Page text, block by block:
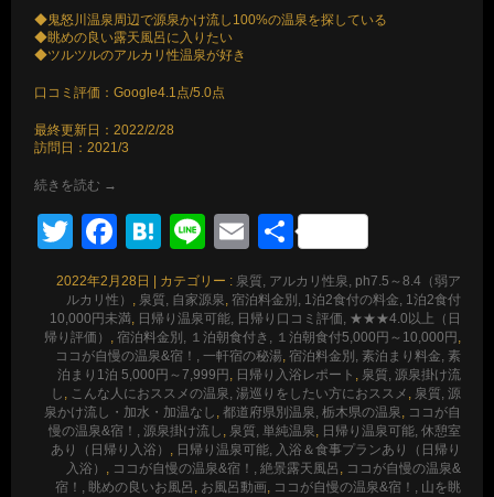
◆鬼怒川温泉周辺で源泉かけ流し100%の温泉を探している
◆眺めの良い露天風呂に入りたい
◆ツルツルのアルカリ性温泉が好き
口コミ評価：Google4.1点/5.0点
最終更新日：2022/2/28
訪問日：2021/3
続きを読む →
TwitterFacebook
Hatena
LineEmail
共
有
2022年2月28日 カテゴリー : 泉質, アルカリ性泉, ph7.5～8.4（弱ア
ルカリ性） , 泉質, 自家源泉, 宿泊料金別, 1泊2食付の料金, 1泊2食付
10,000円未満, 日帰り温泉可能, 日帰り口コミ評価, ★★★4.0以上（日
帰り評価） , 宿泊料金別, １泊朝食付き, １泊朝食付5,000円～10,000円 ,
ココが自慢の温泉&宿！, 一軒宿の秘湯, 宿泊料金別, 素泊まり料金, 素
泊まり1泊 5,000円～7,999円 , 日帰り入浴レポート , 泉質, 源泉掛け流
し , こんな人におススメの温泉, 湯巡りをしたい方におススメ , 泉質, 源
泉かけ流し・加水・加温なし , 都道府県別温泉, 栃木県の温泉, ココが自
慢の温泉&宿！, 源泉掛け流し , 泉質, 単純温泉, 日帰り温泉可能, 休憩室
あり（日帰り入浴） , 日帰り温泉可能, 入浴＆食事プランあり（日帰り
入浴） , ココが自慢の温泉&宿！, 絶景露天風呂 , ココが自慢の温泉&
宿！, 眺めの良いお風呂 , お風呂動画, ココが自慢の温泉&宿！, 山を眺